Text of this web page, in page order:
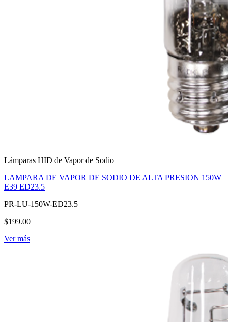
Lámparas HID de Vapor de Sodio
LAMPARA DE VAPOR DE SODIO DE ALTA PRESION 150W
E39 ED23.5
PR-LU-150W-ED23.5
$199.00
Ver más